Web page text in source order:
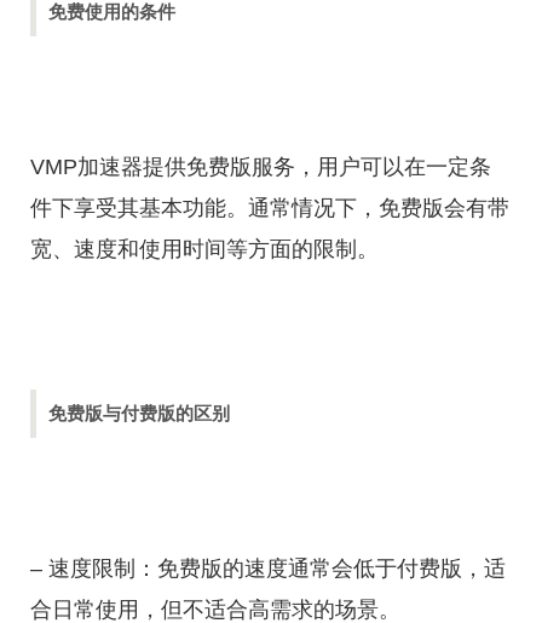
免费使用的条件
VMP加速器提供免费版服务，用户可以在一定条
件下享受其基本功能。通常情况下，免费版会有带
宽、速度和使用时间等方面的限制。
免费版与付费版的区别
– 速度限制：免费版的速度通常会低于付费版，适
合日常使用，但不适合高需求的场景。